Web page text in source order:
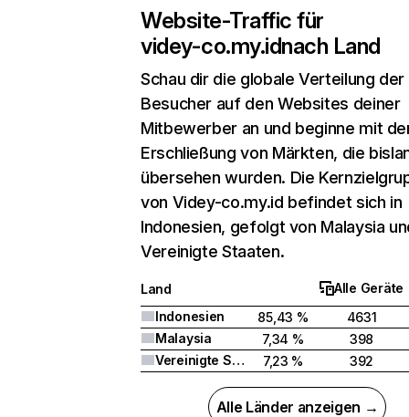
Website-Traffic für
videy-co.my.idnach Land
Schau dir die globale Verteilung der
Besucher auf den Websites deiner
Mitbewerber an und beginne mit
Erschließung von Märkten, die
übersehen wurden. Die
von Videy-co.my.id befindet sich in
Indonesien, gefolgt von Malaysia
Vereinigte Staaten.
Land
Alle Geräte
Indonesien
85,43 %
4631
Malaysia
7,34 %
398
Vereinigte Staaten
7,23 % 392
Alle Länder anzeigen →